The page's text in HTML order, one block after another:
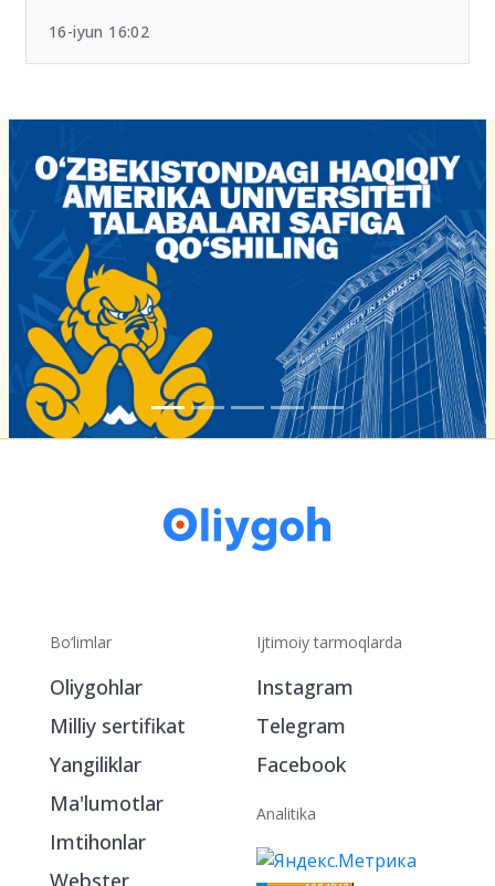
Chet tili sertifikatlari bo‘yicha yangi tartib
tasdiqlandi
Bo‘limlar
Oliygohlar
Milliy sertifikat
Yangiliklar
Ma'lumotlar
Ijtimoiy tarmoqlarda
Instagram
Telegram